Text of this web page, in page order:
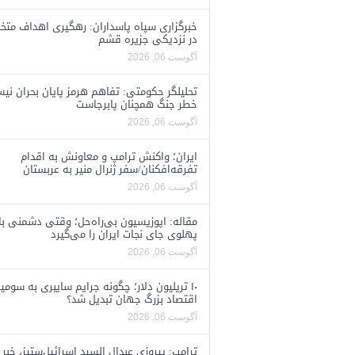
خبرگزاری سپاه پاسداران: رهگیری اهداف
در نزدیکی جزیره قشم
آگوست 06, 2026
تحلیلگر حکومتی: تفاهم هرمز پایان بحران
خطر جنگ همچنان پابرجاست
آگوست 06, 2026
ایران؛ واکنش ترامپ و معاونش به اقدام
تفرقه‌افکنان/سفر ژنرال منیر به عربستان
آگوست 06, 2026
مقاله: اپوزیسیون بی‌راه‌حل؛ وقتی دشمنی با
پهلوی جای نجات ایران را می‌گیرد
آگوست 06, 2026
۱۰ تریلیون دلار؛ چگونه جرایم سایبری به
اقتصاد بزرگ جهان تبدیل شد؟
آگوست 06, 2026